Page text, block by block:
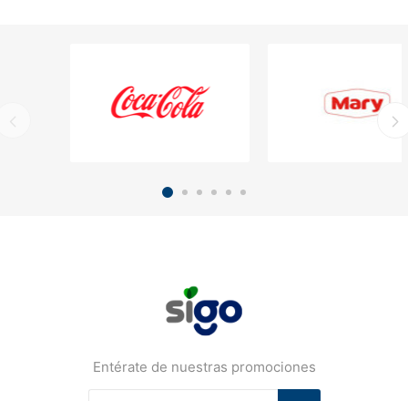
Entérate de nuestras promociones